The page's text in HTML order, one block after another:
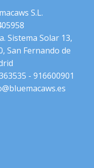
S.L.
Sistema Solar 13,
San Fernando de
- 916600901